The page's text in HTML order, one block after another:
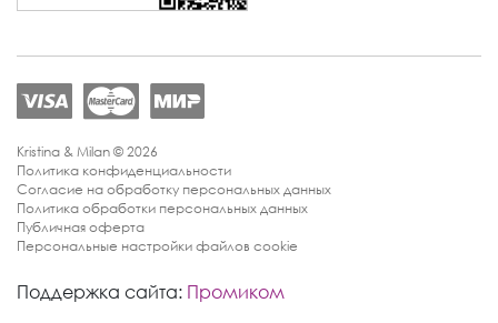
Kristina & Milan © 2026
Политика конфиденциальности
Согласие на обработку персональных данных
Политика обработки персональных данных
Публичная оферта
Персональные настройки файлов cookie
Поддержка сайта: Промиком